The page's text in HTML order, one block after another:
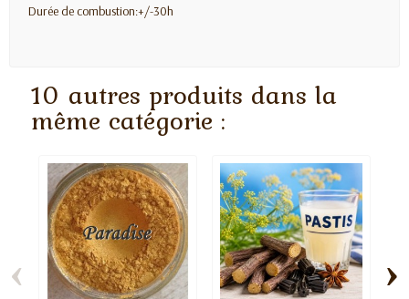
Durée de combustion:+/-30h
10 autres produits dans la
même catégorie :
‹ ›